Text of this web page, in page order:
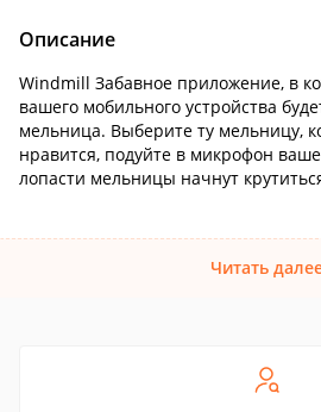
Описание
Windmill Забавное приложение, в
вашего мобильного устройства
мельница. Выберите ту мельницу,
нравится, подуйте в микрофон
лопасти мельницы начнут
Читать